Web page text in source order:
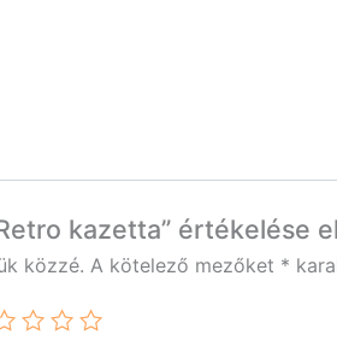
kazetta” értékelése
közzé. A kötelező mezőket *